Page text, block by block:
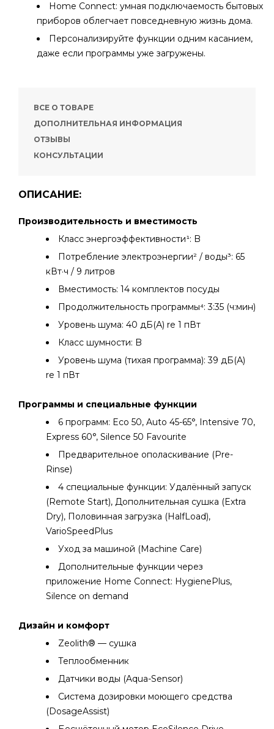
Home Connect: умная подключаемость бытовых
приборов облегчает повседневную жизнь дома.
Персонализируйте функции одним касанием,
даже если программы уже загружены.
ВСЕ О ТОВАРЕ
ДОПОЛНИТЕЛЬНАЯ ИНФОРМАЦИЯ
ОТЗЫВЫ
КОНСУЛЬТАЦИИ
ОПИСАНИЕ:
Производительность и вместимость
Класс энергоэффективности¹: B
Потребление электроэнергии² / воды³: 65
кВт·ч / 9 литров
Вместимость: 14 комплектов посуды
Продолжительность программы⁴: 3:35 (ч:мин)
Уровень шума: 40 дБ(А) re 1 пВт
Класс шумности: B
Уровень шума (тихая программа): 39 дБ(А)
re 1 пВт
Программы и специальные функции
6 программ: Eco 50, Auto 45-65°, Intensive 70,
Express 60°, Silence 50 Favourite
Предварительное ополаскивание (Pre-
Rinse)
4 специальные функции: Удалённый запуск
(Remote Start), Дополнительная сушка (Extra
Dry), Половинная загрузка (HalfLoad),
VarioSpeedPlus
Уход за машиной (Machine Care)
Дополнительные функции через
приложение Home Connect: HygienePlus,
Silence on demand
Дизайн и комфорт
Zeolith® — сушка
Теплообменник
Датчики воды (Aqua-Sensor)
Система дозировки моющего средства
(DosageAssist)